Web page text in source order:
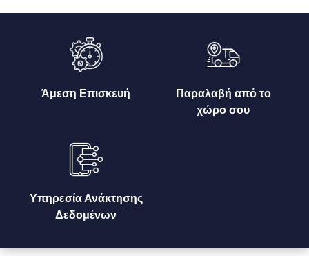
Άμεση Επισκευή
Παραλαβή από το
χώρο σου
Υπηρεσία Ανάκτησης
Δεδομένων